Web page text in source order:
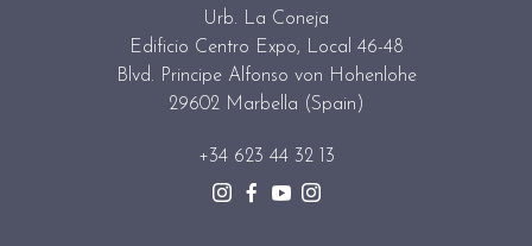
Urb. La Coneja
Edificio Centro Expo, Local 46-48
Blvd. Principe Alfonso von Hohenlohe
29602 Marbella (Spain)
+34 623 44 32 13